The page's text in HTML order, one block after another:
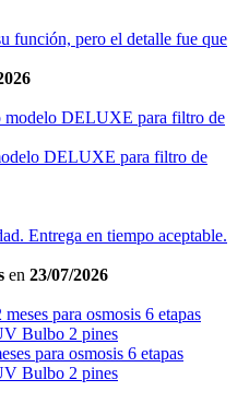
función, pero el detalle fue que
DELUXE para filtro de
Entrega en tiempo aceptable.
en 23/07/2026
para osmosis 6 etapas
Bulbo 2 pines